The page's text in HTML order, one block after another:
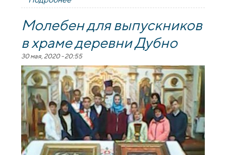
принял участие в мероприятии
Молебен для выпускников
в храме деревни Дубно
30 мая, 2020 - 20:55